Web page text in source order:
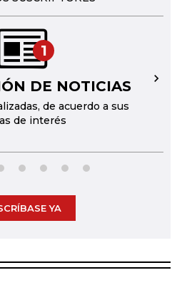
1
DE NOTICIAS
de acuerdo a sus
de interés
→
YA